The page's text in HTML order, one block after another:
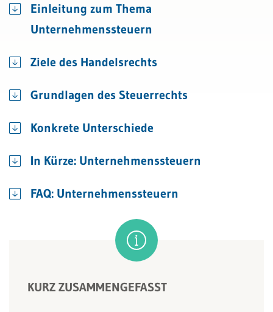
Einleitung zum Thema
Unternehmenssteuern
Ziele des Handelsrechts
Grundlagen des Steuerrechts
Konkrete Unterschiede
In Kürze: Unternehmenssteuern
FAQ: Unternehmenssteuern
KURZ ZUSAMMENGEFASST